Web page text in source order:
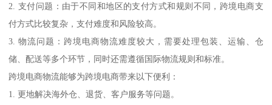
2. 支付问题：由于不同和地区的支付方式和规则不同，跨境电商支
付方式比较复杂，支付难度和风险较高。
3. 物流问题：跨境电商物流难度较大，需要处理包装、运输、仓
储、配送等多个环节，同时还需遵循国际物流规则和标准。
跨境电商物流能够为跨境电商带来以下便利：
1. 更地解决海外仓、退货、客户服务等问题。